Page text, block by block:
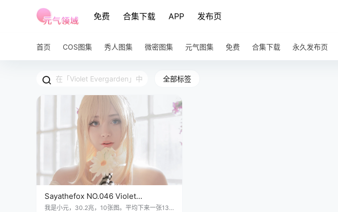
免费 合集下载 APP 发布页
首页 COS图集 秀人图集 微密图集 元气图集 免费 合集下载 永久发布页
全部标签
Sayathefox NO.046 Violet
Evergarden,把Violet那种木头开窍劲
我是小元，30.2兆，10张图。平均下来一张13